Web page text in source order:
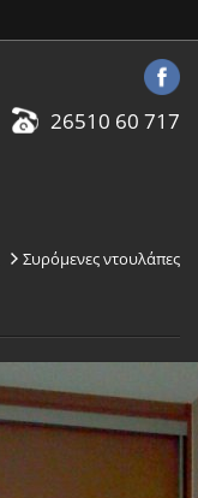
26510 60 717
Συρόμενες ντουλάπες